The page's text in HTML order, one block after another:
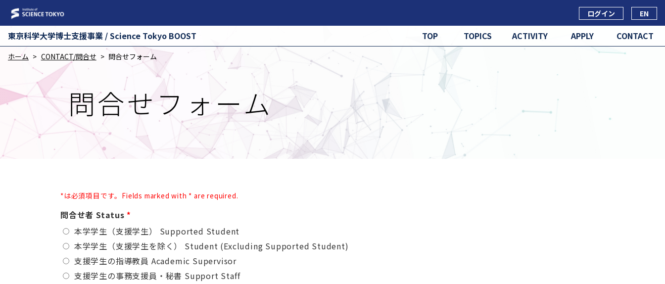
ログイン EN
東京科学⼤学博⼠⽀援事業 / Science Tokyo BOOST TOP TOPICS ACTIVITY APPLY CONTACT
ホーム CONTACT/問合せ 問合せフォーム
問合せフォーム
*は必須項目です。Fields marked with * are required.
問合せ者 Status *
本学学生（支援学生） Supported Student
本学学生（支援学生を除く） Student (Excluding Supported Student)
支援学生の指導教員 Academic Supervisor
支援学生の事務支援員・秘書 Support Staff